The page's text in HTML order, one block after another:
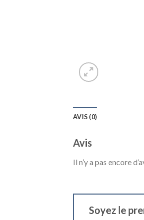
AVIS (0)
Avis
Il n’y a pas encore
Soyez le